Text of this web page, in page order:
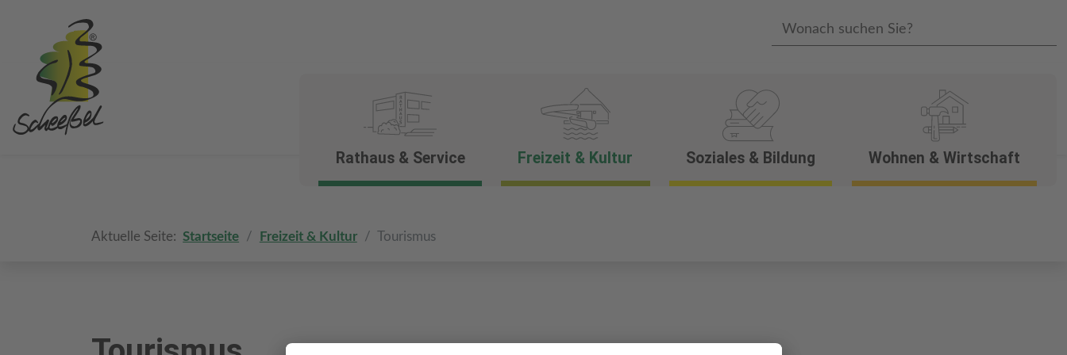
Wonach suchen Sie?
Rathaus & Service Freizeit & Kultur Soziales & Bildung Wohnen & Wirtschaft
Aktuelle Seite:Startseite Freizeit & Kultur Tourismus